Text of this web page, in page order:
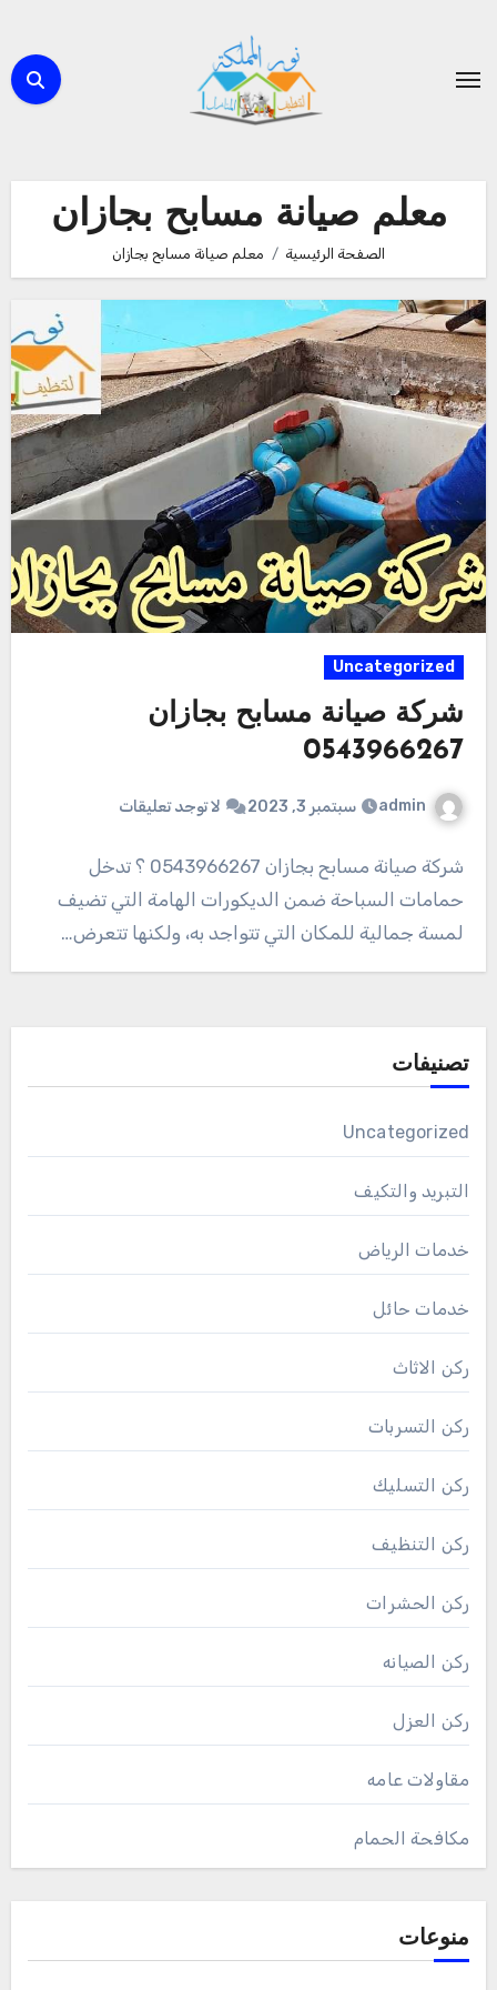
المحتوى
معلم صيانة مسابح بجازان
الصفحة الرئيسية معلم صيانة مسابح بجازان
Uncategorized
شركة صيانة مسابح بجازان
0543966267
admin سبتمبر 3, 2023 لا توجد تعليقات
شركة صيانة مسابح بجازان 0543966267 ؟ تدخل
حمامات السباحة ضمن الديكورات الهامة التي تضيف
لمسة جمالية للمكان التي تتواجد به، ولكنها تتعرض…
تصنيفات
Uncategorized
التبريد والتكيف
خدمات الرياض
خدمات حائل
ركن الاثاث
ركن التسربات
ركن التسليك
ركن التنظيف
ركن الحشرات
ركن الصيانه
ركن العزل
مقاولات عامه
مكافحة الحمام
منوعات